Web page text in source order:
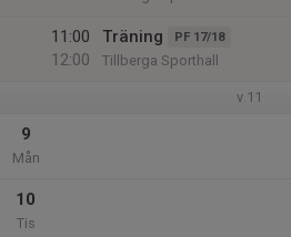
11:00
12:00
Träning PF 17/18
Tillberga Sporthall
v.11
9
Mån
10
Tis